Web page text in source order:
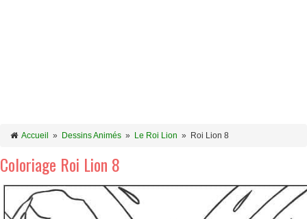
Accueil » Dessins Animés » Le Roi Lion » Roi Lion 8
Coloriage Roi Lion 8